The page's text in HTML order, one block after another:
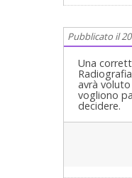
Pubblicato il
Una
avrà
vogliono
decidere.